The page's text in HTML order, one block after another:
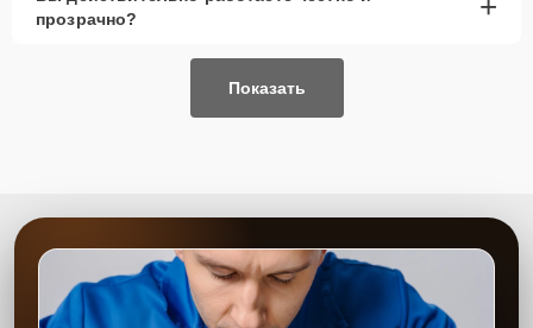
Позвонить по телефону горячей линии или
запросить обратный звонок через Форму заявки
для быстрого уточнения деталей.
Привезти устройство в ближайший центр или
Дождаться оповещения о готовности и забрать
курьерской доставкой.
При необходимости клиент может воспользоваться услугой
прозрачно?
Показать